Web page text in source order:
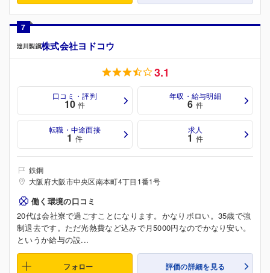
7
株式会社ヨドコウ
3.1
口コミ・評判
10 件
年収・給与明細
6 件
転職・中途面接
1 件
求人
1 件
鉄鋼
大阪府大阪市中央区南本町4丁目1番1号
働く環境の口コミ
20代は会社寮で過ごすことになります。かなりボロい。35歳で強
制退去です。ただ光熱費など込みで月5000円なのでかなり安い。
というか給与の設...
フォロー 評価の詳細を見る